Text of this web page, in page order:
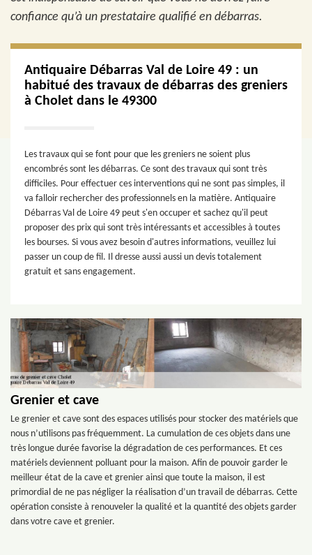
confiance qu’à un prestataire qualifié en débarras.
Antiquaire Débarras Val de Loire 49 : un
habitué des travaux de débarras des greniers
à Cholet dans le 49300
Les travaux qui se font pour que les greniers ne soient plus
encombrés sont les débarras. Ce sont des travaux qui sont très
difficiles. Pour effectuer ces interventions qui ne sont pas simples, il
va falloir rechercher des professionnels en la matière. Antiquaire
Débarras Val de Loire 49 peut s'en occuper et sachez qu'il peut
proposer des prix qui sont très intéressants et accessibles à toutes
les bourses. Si vous avez besoin d'autres informations, veuillez lui
passer un coup de fil. Il dresse aussi aussi un devis totalement
gratuit et sans engagement.
Grenier et cave
Le grenier et cave sont des espaces utilisés pour stocker des matériels que
nous n’utilisons pas fréquemment. La cumulation de ces objets dans une
très longue durée favorise la dégradation de ces performances. Et ces
matériels deviennent polluant pour la maison. Afin de pouvoir garder le
meilleur état de la cave et grenier ainsi que toute la maison, il est
primordial de ne pas négliger la réalisation d’un travail de débarras. Cette
opération consiste à renouveler la qualité et la quantité des objets garder
dans votre cave et grenier.